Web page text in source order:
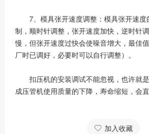
7、模具张开速度调整：模具张开速度
制，顺时针调整，张开速度加快，逆时针
慢，但张开速度过快会使噪音增大，最佳
厂时已调好，必要时可以自行调整）。
扣压机的安装调试不能忽视，也许就
成压管机使用质量的下降，寿命缩短，会
加入收藏